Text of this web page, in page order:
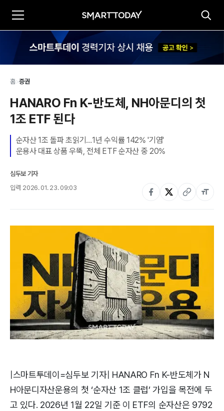
홈>증권
HANARO Fn K-반도체, NH아문디의 첫
1조 ETF 된다
순자산 1조 돌파 초읽기…1년 수익률 142% '기염'
운용사 대표 상품 우뚝, 전체 ETF 순자산 중 20%
심두보 기자
입력 2026. 01. 23. 09:03
|스마트투데이=심두보 기자| HANARO Fn K-반도체가 N
H아문디자산운용의 첫 ‘순자산 1조 클럽’ 가입을 목전에 두
고 있다. 2026년 1월 22일 기준 이 ETF의 순자산은 9792